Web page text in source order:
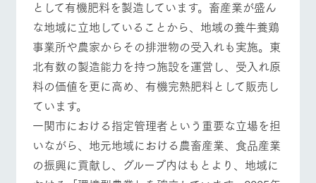
として有機肥料を製造しています。畜産業が盛ん
な地域に立地していることから、地域の養牛養鶏
事業所や農家からその排泄物の受入れも実施。東
北有数の製造能力を持つ施設を運営し、受入れ原
料の価値を更に高め、有機完熟肥料として販売し
ています。
一関市における指定管理者という重要な立場を担
いながら、地元地域における農畜産業、食品産業
の振興に貢献し、グループ内はもとより、地域に